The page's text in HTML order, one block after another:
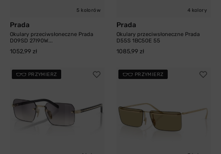
5 kolorów
Prada
Okulary przeciwsłoneczne Prada
D09SD 27I90W...
1052,99 zł
4 kolory
Prada
Okulary przeciwsłoneczne Prada
D55S 1BC50E 55
1085,99 zł
PRZYMIERZ PRZYMIERZ